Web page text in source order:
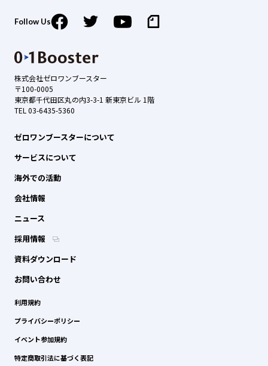
株式会社ゼロワンブースター
〒100-0005
東京都千代田区丸の内3-3-1 新東京ビル 1階
TEL 03-6435-5360
ゼロワンブースターについて
サービスについて
海外での活動
会社情報
ニュース
採用情報
資料ダウンロード
お問い合わせ
利用規約
プライバシーポリシー
イベント参加規約
特定商取引法に基づく表記
Follow Us